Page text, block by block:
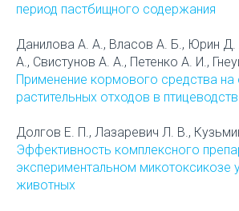
период пастбищного содержания
Данилова А. А., Власов А. Б., Юрин Д.
А., Свистунов А. А., Петенко А. И.,
Применение кормового средства на
растительных отходов в
Долгов Е. П., Лазаревич Л. В.,
Эффективность комплексного
экспериментальном микотоксикозе
животных